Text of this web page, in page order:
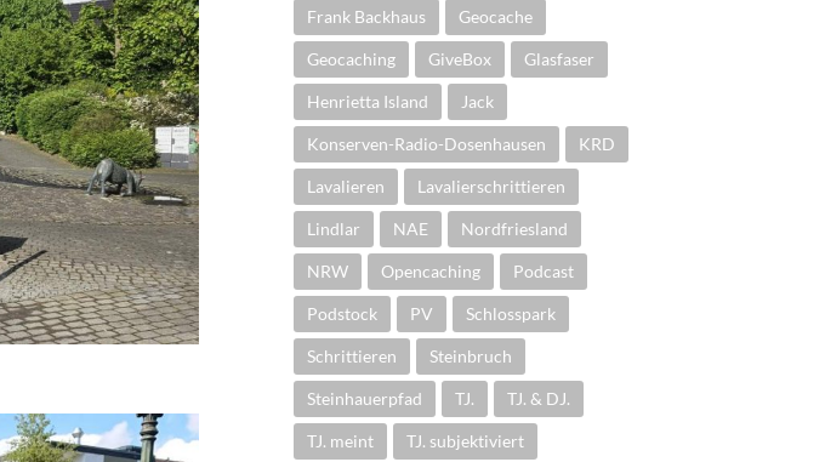
Frank Backhaus Geocache
Geocaching GiveBox Glasfaser
Henrietta Island Jack
Konserven-Radio-Dosenhausen KRD
Lavalieren Lavalierschrittieren
Lindlar NAE Nordfriesland
NRW Opencaching Podcast
Podstock PV Schlosspark
Schrittieren Steinbruch
Steinhauerpfad TJ. TJ. & DJ.
TJ. meint TJ. subjektiviert